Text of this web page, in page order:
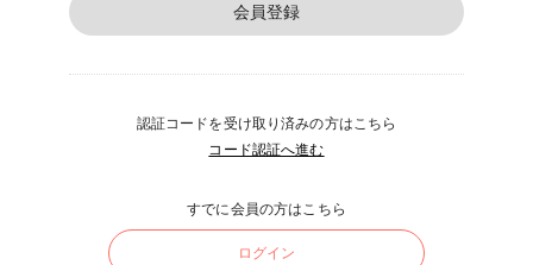
会員登録
認証コードを受け取り済みの方はこちら
コード認証へ進む
すでに会員の方はこちら
ログイン